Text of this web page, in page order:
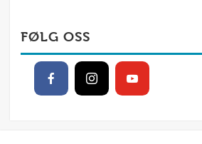
FØLG OSS